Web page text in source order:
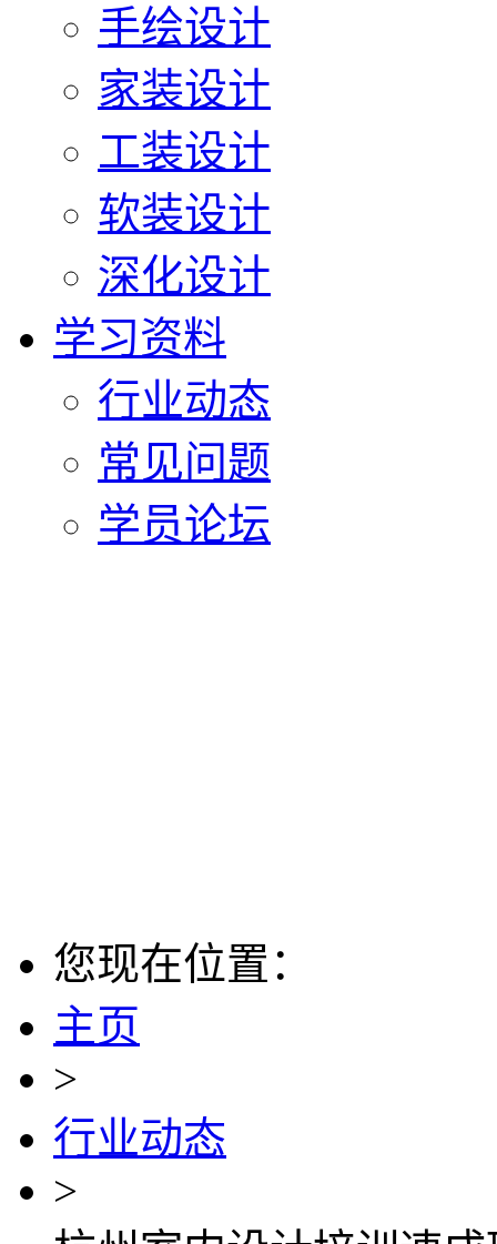
手绘设计
家装设计
工装设计
软装设计
深化设计
学习资料
行业动态
常见问题
学员论坛
您现在位置：
主页
>
行业动态
>